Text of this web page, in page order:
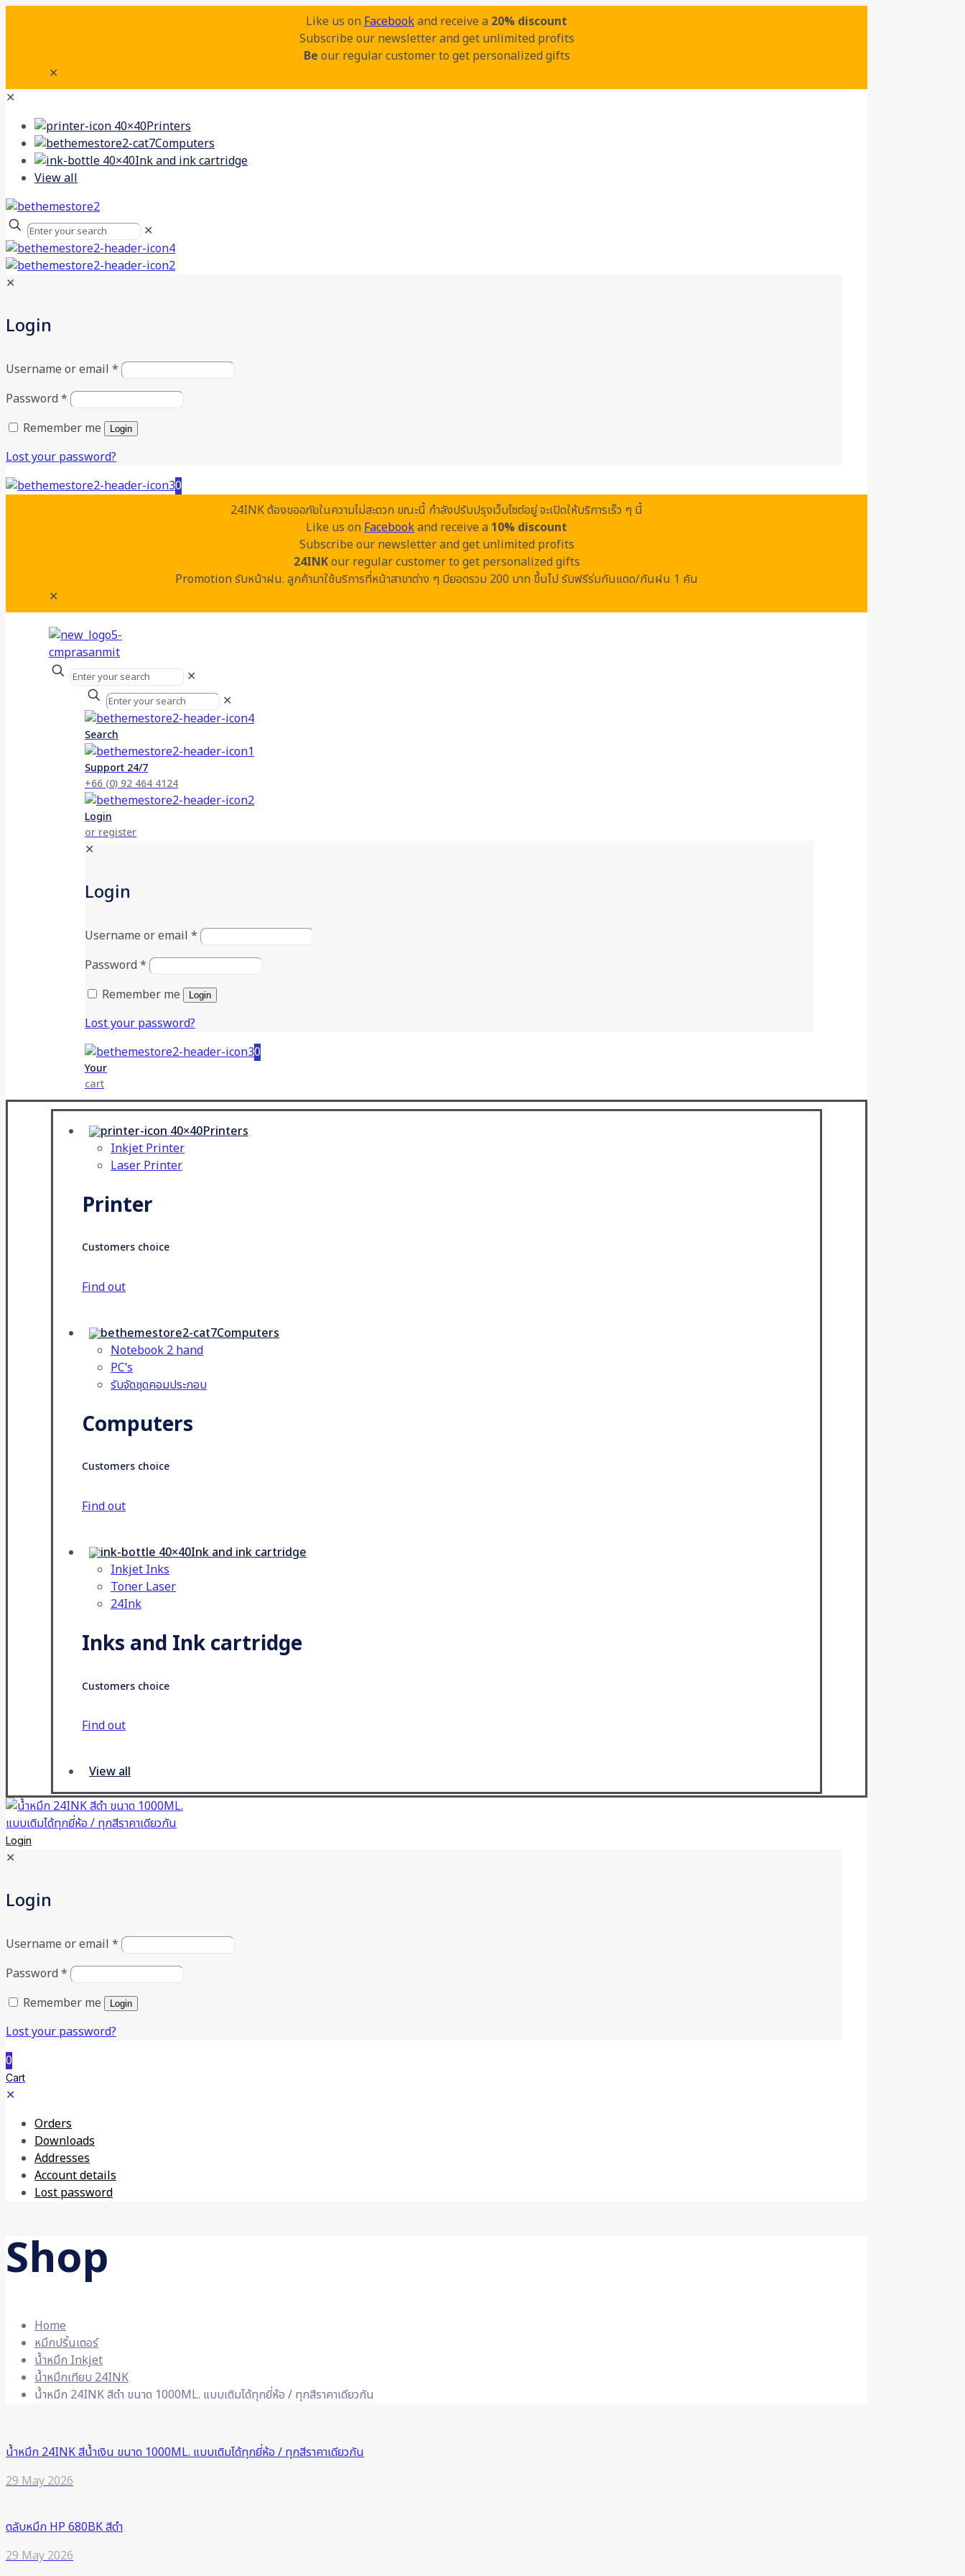
Like us on Facebookand receive a 20% discount
Subscribe our newsletter and get unlimited profits
Be our regular customer to get personalized gifts
✕
✕
Printers
Computers
Ink and ink cartridge
View all
✕
✕
Login
Username or email *
Password *
Remember me
Login
Lost your password?
0
24INK ต้องขออภัยในความไม่สะดวก ขณะนี้ กำลังปรับปรุงเว็บไซต์อยู่ จะเปิดให้บริการเร็ว ๆ นี้
Like us on Facebookand receive a 10% discount
Subscribe our newsletter and get unlimited profits
24INKour regular customer to get personalized gifts
Promotion รับหน้าฝน. ลูกค้ามาใช้บริการที่หน้าสาขาต่าง ๆ มียอดรวม 200 บาท ขึ้นไป รับฟรีร่มกันแดด/กันฝน 1 คัน
✕
✕
✕
Search
Support 24/7
+66 (0) 92 464 4124
Login
or register
✕
Login
Username or email *
Password *
Remember me
Login
Lost your password?
0
Your
cart
Printers
Inkjet Printer
Laser Printer
Printer
Customers choice
Find out
Computers
Notebook 2 hand
PC’s
รับจัดชุดคอมประกอบ
Computers
Customers choice
Find out
Ink and ink cartridge
Inkjet Inks
Toner Laser
24Ink
Inks and Ink cartridge
Customers choice
Find out
View all
Login
✕
Login
Username or email *
Password *
Remember me
Login
Lost your password?
0
Cart
✕
Orders
Downloads
Addresses
Account details
Lost password
Shop
Home
หมึกปริ้นเตอร์
น้ำหมึก Inkjet
น้ำหมึกเทียบ 24INK
น้ำหมึก 24INK สีดำ ขนาด 1000ML. แบบเติมได้ทุกยี่ห้อ / ทุกสีราคาเดียวกัน
น้ำหมึก 24INK สีน้ำเงิน ขนาด 1000ML. แบบเติมได้ทุกยี่ห้อ / ทุกสีราคาเดียวกัน
29 May 2026
ตลับหมึก HP 680BK สีดำ
29 May 2026